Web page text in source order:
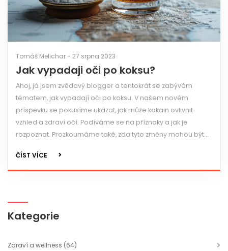
Tomáš Melichar - 27 srpna 2023
Jak vypadaji oči po koksu?
Ahoj, já jsem zvědavý blogger a tentokrát se zabývám
tématem, jak vypadají oči po koksu. V našem novém
příspěvku se pokusíme ukázat, jak může kokain ovlivnit
vzhled a zdraví očí. Podíváme se na příznaky a jak je
rozpoznat. Prozkoumáme také, zda tyto změny mohou být
Nepropásněte to!
ČÍST VÍCE
Kategorie
Zdraví a wellness (64)